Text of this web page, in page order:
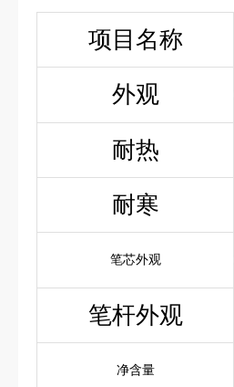
项目名称
外观
耐热
耐寒
笔芯外观
笔杆外观
净含量